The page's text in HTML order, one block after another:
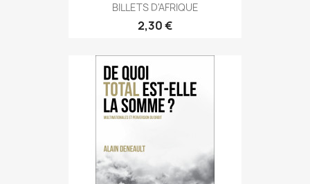
BILLETS D'AFRIQUE
2,30 €